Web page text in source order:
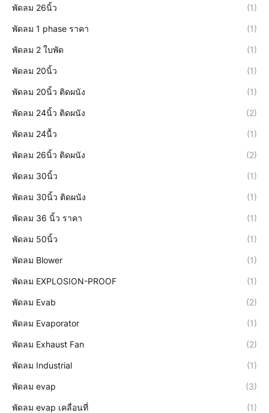
พัดลม 26นิ้ว (1)
พัดลม 1 phase ราคา (1)
พัดลม 2 ใบพัด (1)
พัดลม 20นิ้ว (1)
พัดลม 20นิ้ว ติดผนัง (1)
พัดลม 24นิ้ว ติดผนัง (2)
พัดลม 24นื้ว (1)
พัดลม 26นิ้ว ติดผนัง (2)
พัดลม 30นิ้ว (1)
พัดลม 30นิ้ว ติดผนัง (1)
พัดลม 36 นิ้ว ราคา (1)
พัดลม 50นิ้ว (1)
พัดลม Blower (1)
พัดลม EXPLOSION-PROOF (1)
พัดลม Evab (2)
พัดลม Evaporator (1)
พัดลม Exhaust Fan (2)
พัดลม Industrial (1)
พัดลม evap (3)
พัดลม evap เคลื่อนที่ (1)